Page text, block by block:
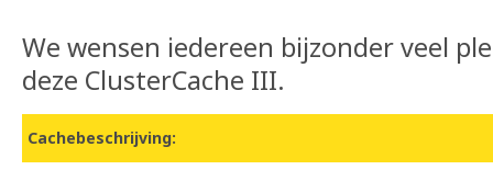
We wensen iedereen bijzonder veel
deze ClusterCache III.
Cachebeschrijving: